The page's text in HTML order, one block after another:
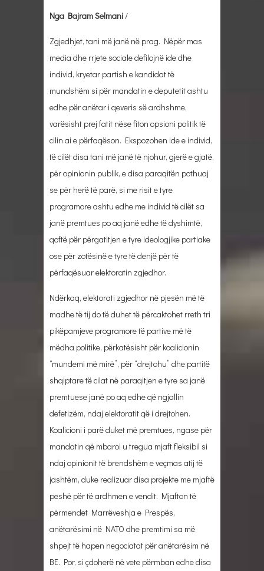
Nga Bajram Selmani/
Zgjedhjet, tani më janë në prag. Nëpër mas
media dhe rrjete sociale defilojnë ide dhe
individ, kryetar partish e kandidat të
mundshëm si për mandatin e deputetit ashtu
edhe për anëtar i qeveris së ardhshme,
varësisht prej fatit nëse fiton opsioni politik të
cilin ai e përfaqëson. Ekspozohen ide e individ,
të cilët disa tani më janë të njohur, gjerë e gjatë,
për opinionin publik, e disa paraqitën pothuaj
se për herë të parë, si me risit e tyre
programore ashtu edhe me individ të cilët sa
janë premtues po aq janë edhe të dyshimtë,
qoftë për përgatitjen e tyre ideologjike partiake
ose për zotësinë e tyre të denjë për të
përfaqësuar elektoratin zgjedhor.
Ndërkaq, elektorati zgjedhor në pjesën më të
madhe të tij do të duhet të përcaktohet rreth tri
pikëpamjeve programore të partive më të
mëdha politike, përkatësisht për koalicionin
“mundemi më mirë”, për “drejtohu” dhe partitë
shqiptare të cilat në paraqitjen e tyre sa janë
premtuese janë po aq edhe që ngjallin
defetizëm, ndaj elektoratit që i drejtohen.
Koalicioni i parë duket më premtues, ngase për
mandatin që mbaroi u tregua mjaft fleksibil si
ndaj opinionit të brendshëm e veçmas atij të
jashtëm, duke realizuar disa projekte me mjaftë
peshë për të ardhmen e vendit. Mjafton të
përmendet Marrëveshja e Prespës,
anëtarësimi në NATO dhe premtimi sa më
shpejt të hapen negociatat për anëtarësim në
BE. Por, si çdoherë në vete përmban edhe disa